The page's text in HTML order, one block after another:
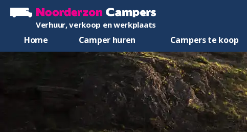
Verhuur, verkoop en werkplaats
Home Camper huren Campers te koop